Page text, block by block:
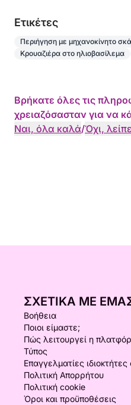
Eτικέτες
Περιήγηση με μηχανοκίνητο
Κρουαζιέρα στο ηλιοβασίλεμα
Βρήκατε όλες τις
χρειαζόσασταν για να
Ναι, όλα καλά/Όχι,
ΣΧΕΤΙΚΆ ΜΕ
Βοήθεια
Ποιοι είμαστε;
Πώς λειτουργεί η
Τύπος
Επαγγελματίες
Πολιτική Απορρήτου
Πολιτική cookie
Όροι και προϋποθέσεις